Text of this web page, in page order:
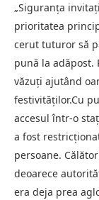
„Siguranța
prioritatea
cerut tuturor să
pună la adăpost.
văzuți ajutând
festivităților.Cu
accesul într-o
a fost
persoane.
deoarece
era deja prea